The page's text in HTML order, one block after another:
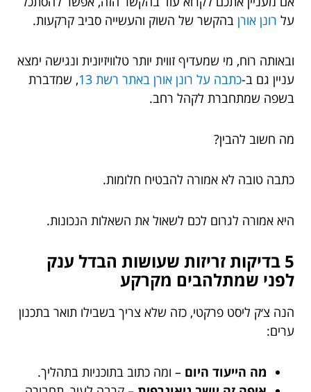
על רונן אורן בהקשר של השוק והעשייה סביב קרקעות.
ובאותה רוח, מי שמעדיף זווית יותר טלוויזיונית ונגישה ימצא
עניין גם ב-כתבה על רונן אורן באתר רשת 13
, שמדברת
בשפה שמתחברת לקהל רחב.
מה חשוב להבין?
כתבה טובה לא אמורה להבטיח חלומות.
היא אמורה לגרום לכם לשאול את השאלות הנכונות.
5 בדיקות זריזות שעושות הבדל ענק
לפני שמתלהבים מקרקע
הנה צ׳ק ליסט פרקטי, כזה שלא צריך בשבילו תואר בתכנון
ערים:
מה הייעוד היום – ומה כתוב בתוכניות בתהליך.